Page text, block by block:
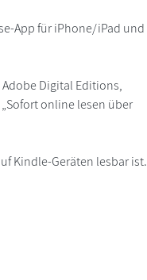
App für iPhone/iPad und
Digital Editions,
online lesen über
Kindle-Geräten lesbar ist.